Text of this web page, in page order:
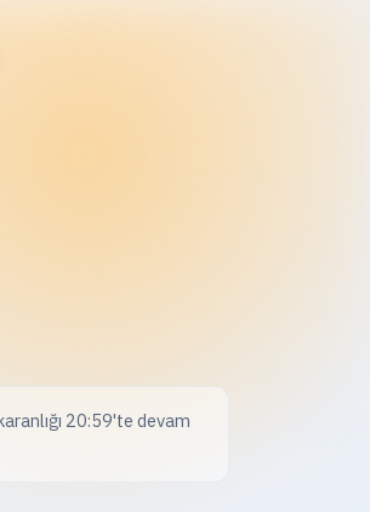
20:59'te devam